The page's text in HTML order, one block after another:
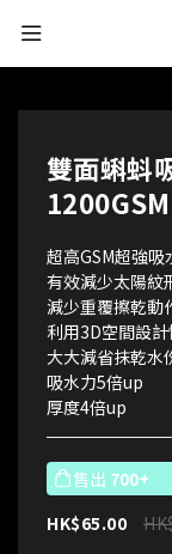
雙面蝌蚪
超高GSM超強吸
有效減少太陽紋
減少重覆擦乾動
利用3D空間設
大大減省抹乾水
吸水力5倍up
厚度4倍up
售出 700+
HK$65.00